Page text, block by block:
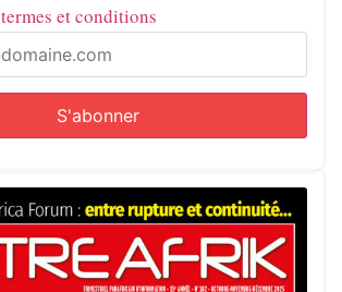
termes et conditions